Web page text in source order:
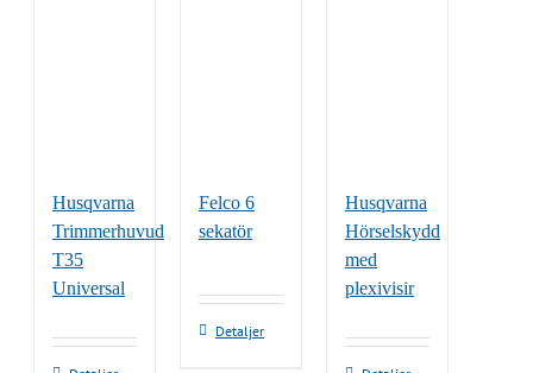
Husqvarna
Trimmerhuvud
T35
Universal
Felco 6
sekatör
Detaljer
Husqvarna
Hörselskydd
med
plexivisir